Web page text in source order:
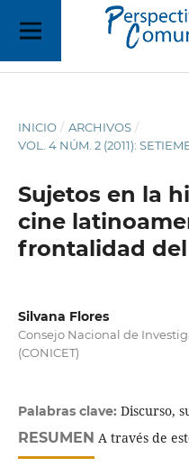
INICIO / ARCHIVOS /
VOL. 4 NÚM. 2 (2011):
Sujetos en la
cine
frontalidad
Silvana Flores
Consejo Nacional de
(CONICET)
Palabras clave: Discurso,
RESUMEN A través de